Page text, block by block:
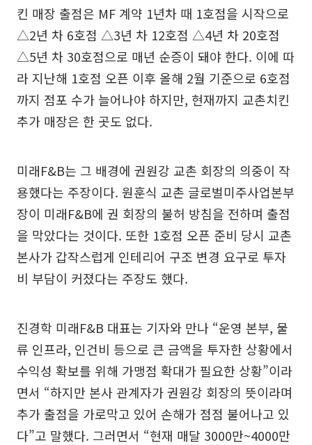
킨 매장 출점은 MF 계약 1년차 때 1호점을 시작으로
△2년 차 6호점 △3년 차 12호점 △4년 차 20호점
△5년 차 30호점으로 매년 순증이 돼야 한다. 이에 따
라 지난해 1호점 오픈 이후 올해 2월 기준으로 6호점
까지 점포 수가 늘어나야 하지만, 현재까지 교촌치킨
추가 매장은 한 곳도 없다.
미래F&B는 그 배경에 권원강 교촌 회장의 의중이 작
용했다는 주장이다. 원훈식 교촌 글로벌미주사업본부
장이 미래F&B에 권 회장의 불허 방침을 전하며 출점
을 막았다는 것이다. 또한 1호점 오픈 준비 당시 교촌
본사가 갑작스럽게 인테리어 구조 변경 요구로 투자
비 부담이 커졌다는 주장도 했다.
진경학 미래F&B 대표는 기자와 만나 “운영 본부, 물
류 인프라, 인건비 등으로 큰 금액을 투자한 상황에서
수익성 확보를 위해 가맹점 확대가 필요한 상황”이라
면서 “하지만 본사 관계자가 권원강 회장의 뜻이라며
추가 출점을 가로막고 있어 손해가 점점 불어나고 있
다”고 말했다. 그러면서 “현재 매달 3000만~4000만